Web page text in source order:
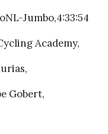
Jumbo,4:33:54
Academy,
Gobert,